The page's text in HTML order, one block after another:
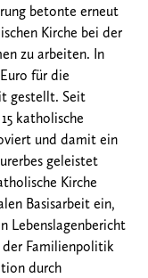
betonte erneut
Kirche bei der
zu arbeiten. In
für die
gestellt. Seit
katholische
und damit ein
geleistet
Kirche
Basisarbeit ein,
Lebenslagenbericht
der Familienpolitik
durch